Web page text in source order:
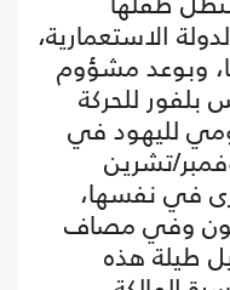
الاستعمارية،
وبوعد مشؤوم
بلفور للحركة
لليهود في
تشرين
ترى في نفسها،
وفي مصاف
طيلة هذه